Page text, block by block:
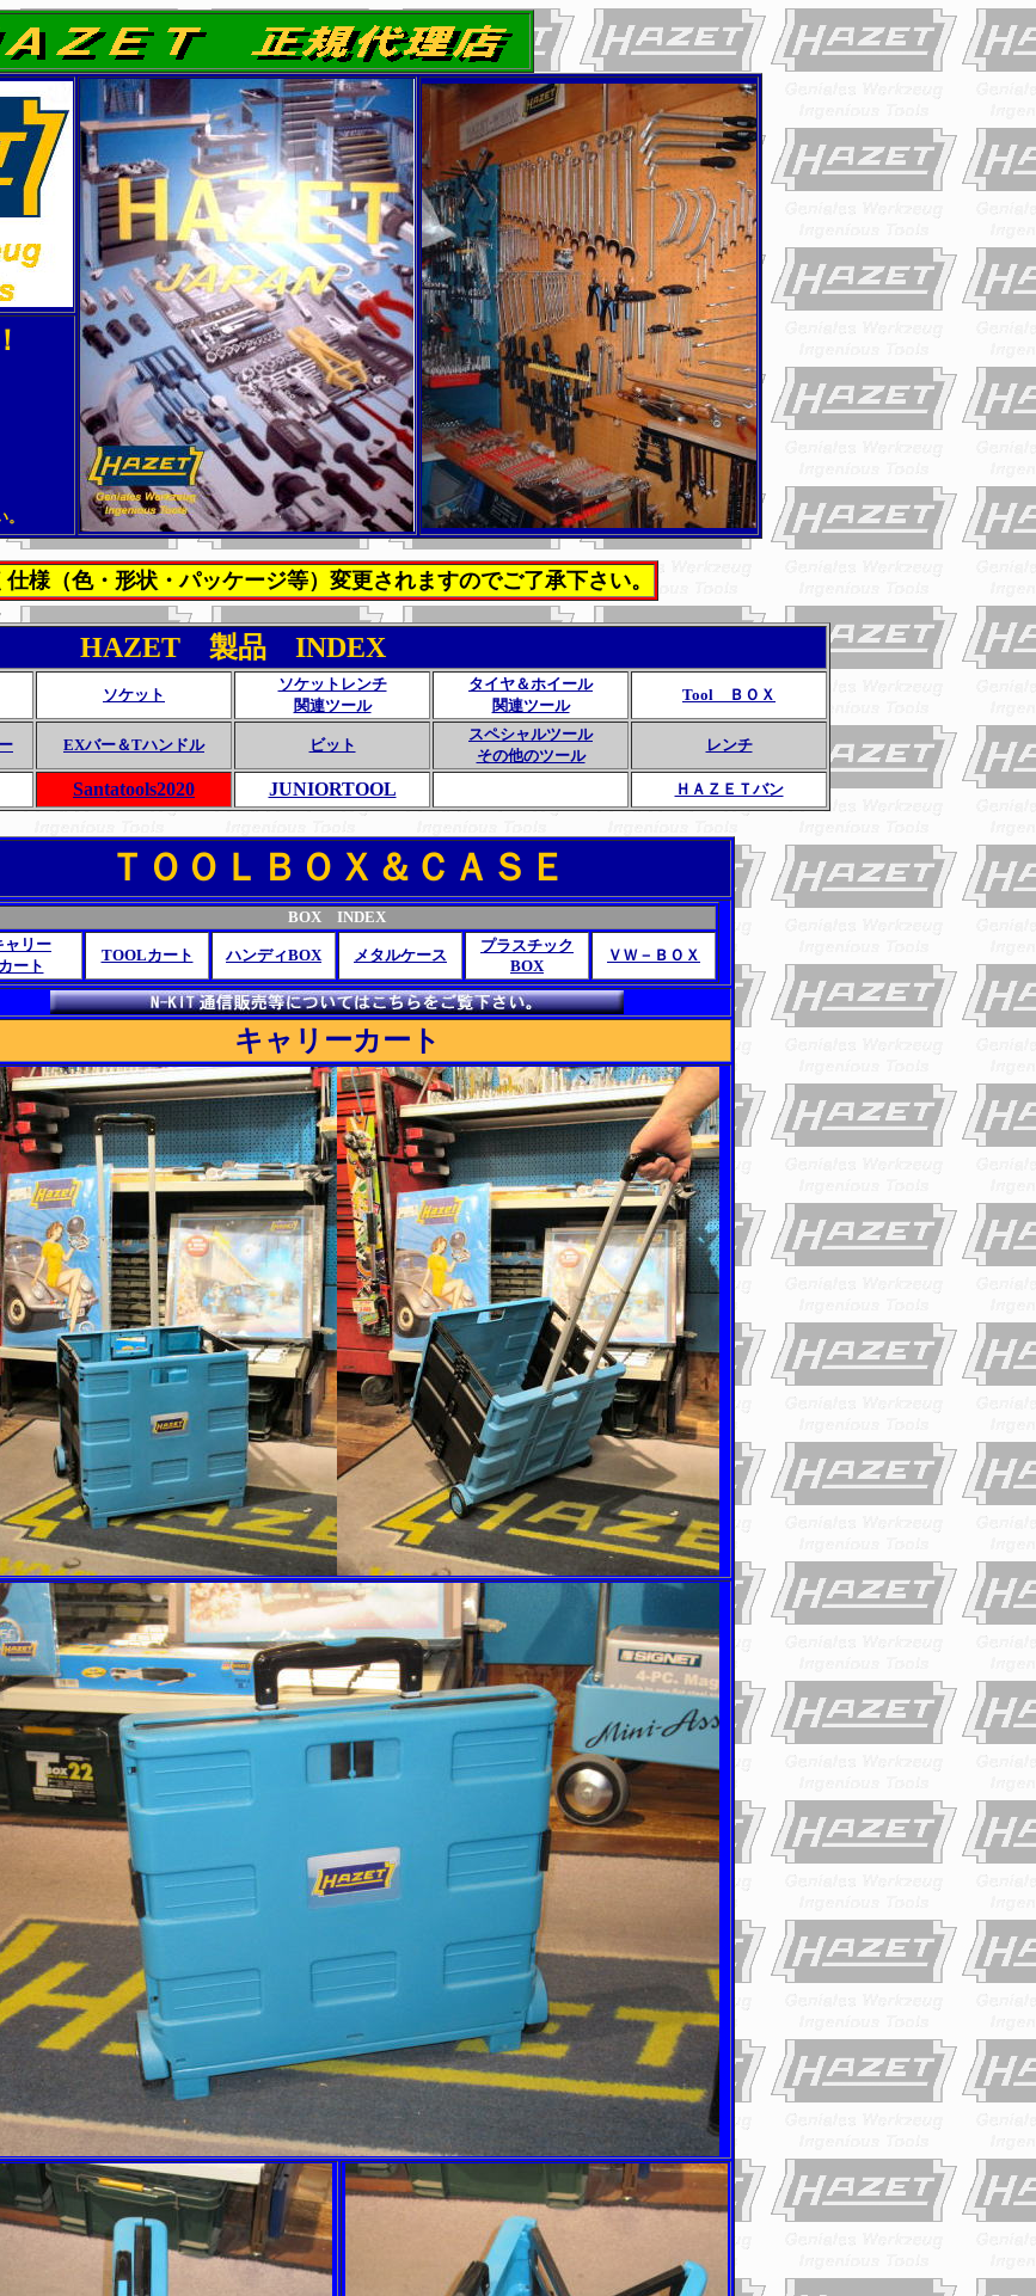
様（色・形状・パッケージ等）変更されますのでご了承下さい。
HAZET 製品 INDEX
ソケット
ソケットレンチ
関連ツール
タイヤ＆ホイール
関連ツール
Tool ＢＯＸ
EXバー＆Tハンドル ビット
スペシャルツール
その他のツール
レンチ
Santatools2020 JUNIORTOOL ＨＡＺＥＴバン
ＴＯＯＬＢＯＸ＆ＣＡＳＥ
BOX INDEX
ャリー
カート
TOOLカート ハンディBOX メタルケース
プラスチック
BOX
ＶＷ－ＢＯＸ
キャリーカート